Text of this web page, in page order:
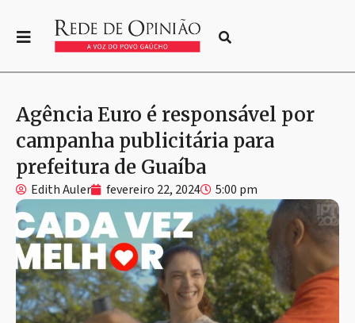
Agência Euro é responsável por
campanha publicitária para
prefeitura de Guaíba
Edith Auler fevereiro 22, 2024 5:00 pm